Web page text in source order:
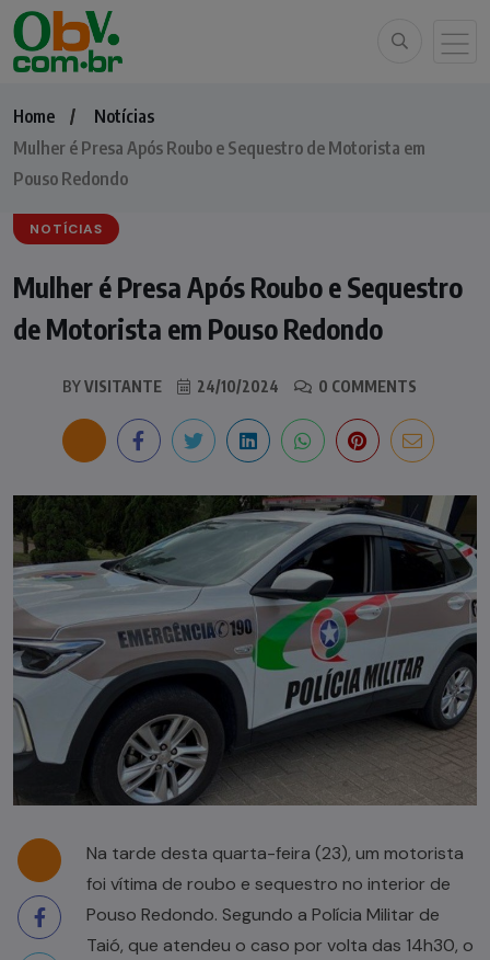
Home
Notícias
Mulher é Presa Após Roubo e Sequestro de Motorista em
Pouso Redondo
NOTÍCIAS
Mulher é Presa Após Roubo e Sequestro
de Motorista em Pouso Redondo
BYVISITANTE 24/10/2024 0 COMMENTS
Na tarde desta quarta-feira (23), um motorista
foi vítima de roubo e sequestro no interior de
Pouso Redondo. Segundo a Polícia Militar de
Taió, que atendeu o caso por volta das 14h30, o